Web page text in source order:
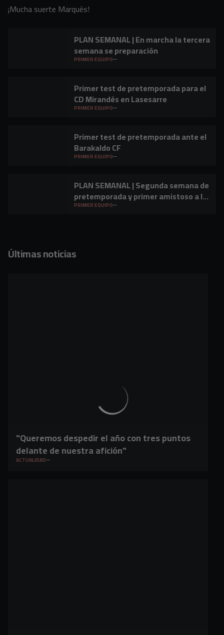
¡Mucha suerte Marqués!
PLAN SEMANAL | En marcha la tercera
semana se preparación
PRIMER EQUIPO
Primer test de pretemporada para el
CD Mirandés en Lasesarre
PRIMER EQUIPO
Primer test de pretemporada ante el
Barakaldo CF
PRIMER EQUIPO
PLAN SEMANAL | Segunda semana de
pretemporada y primer amistoso a la
vista
PRIMER EQUIPO
Últimas noticias
"Queremos despedir el año con tres puntos
delante de nuestra afición"
ACTUALIDAD